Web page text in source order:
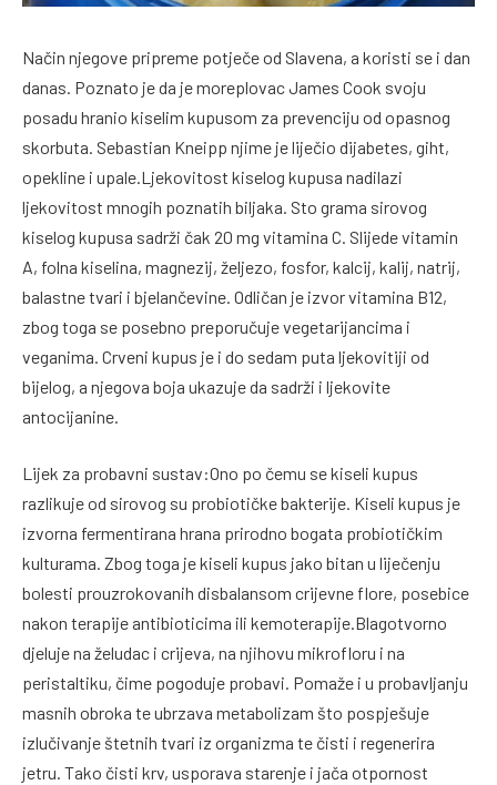
Način njegove pripreme potječe od Slavena, a koristi se i dan
danas. Poznato je da je moreplovac James Cook svoju
posadu hranio kiselim kupusom za prevenciju od opasnog
skorbuta. Sebastian Kneipp njime je liječio dijabetes, giht,
opekline i upale.Ljekovitost kiselog kupusa nadilazi
ljekovitost mnogih poznatih biljaka. Sto grama sirovog
kiselog kupusa sadrži čak 20 mg vitamina C. Slijede vitamin
A, folna kiselina, magnezij, željezo, fosfor, kalcij, kalij, natrij,
balastne tvari i bjelančevine. Odličan je izvor vitamina B12,
zbog toga se posebno preporučuje vegetarijancima i
veganima. Crveni kupus je i do sedam puta ljekovitiji od
bijelog, a njegova boja ukazuje da sadrži i ljekovite
antocijanine.
Lijek za probavni sustav:Ono po čemu se kiseli kupus
razlikuje od sirovog su probiotičke bakterije. Kiseli kupus je
izvorna fermentirana hrana prirodno bogata probiotičkim
kulturama. Zbog toga je kiseli kupus jako bitan u liječenju
bolesti prouzrokovanih disbalansom crijevne flore, posebice
nakon terapije antibioticima ili kemoterapije.Blagotvorno
djeluje na želudac i crijeva, na njihovu mikrofloru i na
peristaltiku, čime pogoduje probavi. Pomaže i u probavljanju
masnih obroka te ubrzava metabolizam što pospješuje
izlučivanje štetnih tvari iz organizma te čisti i regenerira
jetru. Tako čisti krv, usporava starenje i jača otpornost